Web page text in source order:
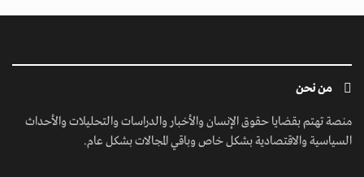
من نحن
منصة تهتم بقضايا حقوق الإنسان والأخبار والدراسات والتحليلات والأحداث
السياسية والاقتصادية بشكل خاص وباقي المجالات بشكل عام.